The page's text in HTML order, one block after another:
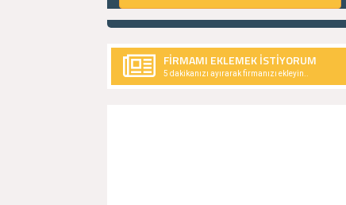
FİRMAMI EKLEMEK İSTİYORUM
5 dakikanızı ayırarak firmanızı ekleyin..